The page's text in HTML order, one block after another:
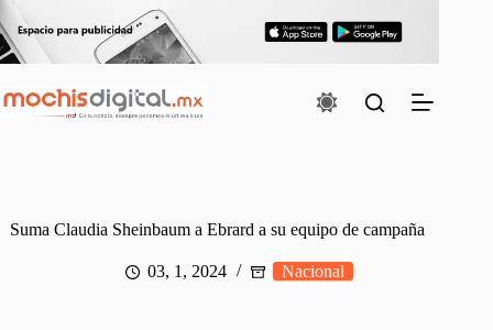
Saltar
al
contenido
Suma Claudia Sheinbaum a Ebrard a su equipo de campaña
03, 1, 2024 Nacional